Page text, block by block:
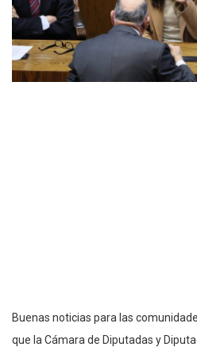
Buenas noticias para las
que la Cámara de Diputadas y